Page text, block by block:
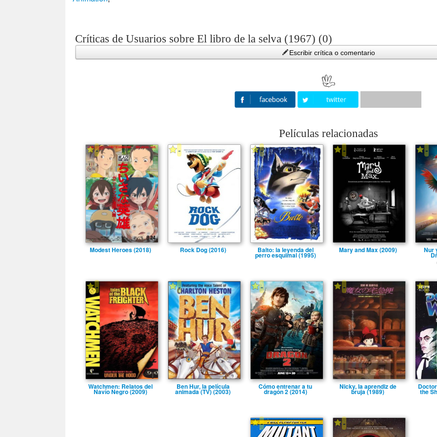
Críticas de Usuarios sobre El libro de la selva (1967) (0)
Escribir crítica o comentario
Películas relacionadas
-
Modest Heroes (2018)
-
Rock Dog (2016)
-
Balto: la leyenda del
perro esquimal (1995)
-
Mary and Max (2009)
-
Nur
-
Watchmen: Relatos del
Naví­o Negro (2009)
-
Ben Hur, la pelí­cula
animada (TV) (2003)
-
Cómo entrenar a tu
dragón 2 (2014)
-
Nicky, la aprendiz de
bruja (1989)
-
the
- -